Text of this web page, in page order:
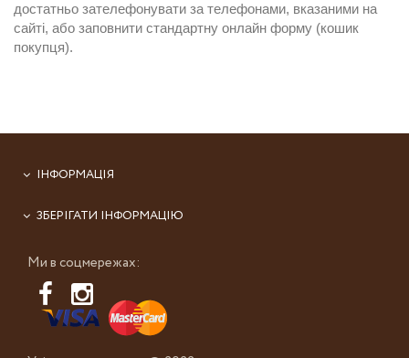
достатньо зателефонувати за телефонами, вказаними на
сайті, або заповнити стандартну онлайн форму (кошик
покупця).
ІНФОРМАЦІЯ
Ми в соцмережах:
ЗБЕРІГАТИ ІНФОРМАЦІЮ